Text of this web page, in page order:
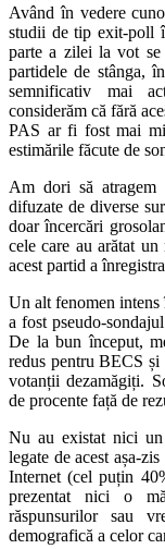
Având în vedere
studii de tip exit-poll
parte a zilei la vot se
partidele de stânga,
semnificativ mai
considerăm că fără
PAS ar fi fost mai
estimările făcute de
Am dori să atragem
difuzate de diverse
doar încercări
cele care au arătat
acest partid a
Un alt fenomen intens
a fost pseudo-
De la bun început,
redus pentru BECS și
votanții dezamăgiți.
de procente față de
Nu au existat nici un
legate de acest așa-
Internet (cel puțin
prezentat nici o
răspunsurilor sau
demografică a celor